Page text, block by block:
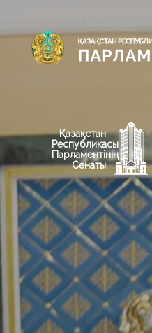
Қазақстан
Республикасы
Парламентінің
Сенаты